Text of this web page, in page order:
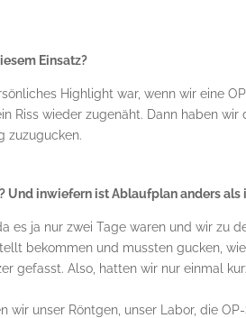
Einsatz?
Highlight war, wenn wir eine
Riss wieder zugenäht. Dann haben
zuzugucken.
Und inwiefern ist Ablaufplan anders als
es ja nur zwei Tage waren und wir zu
bekommen und mussten gucken,
gefasst. Also, hatten wir nur einmal
wir unser Röntgen, unser Labor, die